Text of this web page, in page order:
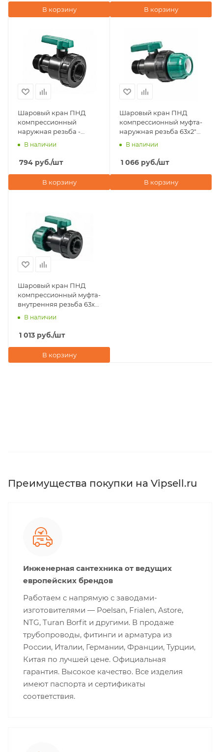
В корзину В корзину
Шаровый кран ПНД
компрессионный
наружная резьба -
внутренняя резьба 2"х1
В наличии
794 руб./шт
В корзину
Шаровый кран ПНД
компрессионный муфта-
наружная резьба 63х2"
POELSAN (Турция)
В наличии
1 066 руб./шт
В корзину
Шаровый кран ПНД
компрессионный муфта-
внутренняя резьба 63х2"
POELSAN (Турция)
В наличии
1 013 руб./шт
В корзину
Преимущества покупки на Vipsell.ru
Инженерная сантехника от ведущих
европейских брендов
Работаем с напрямую с заводами-
изготовителями — Poelsan, Frialen, Astore,
NTG, Turan Borfit и другими. В продаже
трубопроводы, фитинги и арматура из
России, Италии, Германии, Франции, Турции,
Китая по лучшей цене. Официальная
гарантия. Высокое качество. Все изделия
имеют паспорта и сертификаты
соответствия.